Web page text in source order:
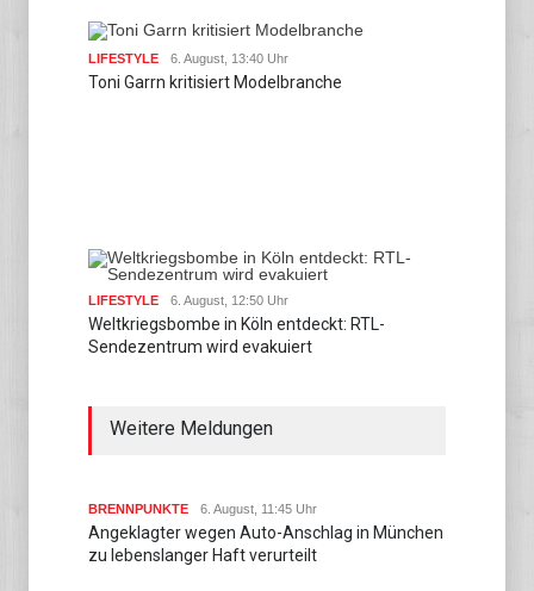
LIFESTYLE 6. August, 13:40 Uhr
Toni Garrn kritisiert Modelbranche
LIFESTYLE 6. August, 12:50 Uhr
Weltkriegsbombe in Köln entdeckt: RTL-
Sendezentrum wird evakuiert
Weitere Meldungen
BRENNPUNKTE 6. August, 11:45 Uhr
Angeklagter wegen Auto-Anschlag in München
zu lebenslanger Haft verurteilt